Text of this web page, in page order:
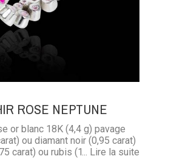
ROSE NEPTUNE
or blanc 18K (4,4 g) pavage
ou diamant noir (0,95 carat)
carat) ou rubis (1,07 carat) ou
... Lire la suite